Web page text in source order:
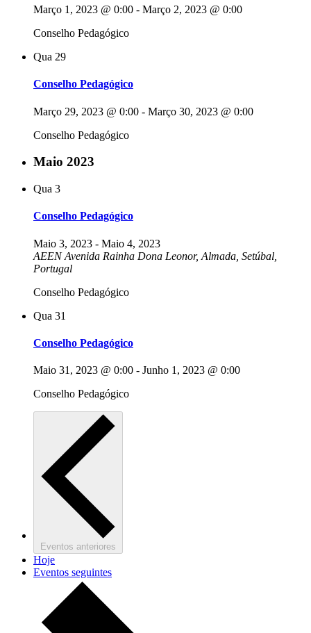
Março 1, 2023 @ 0:00 - Março 2, 2023 @ 0:00
Conselho Pedagógico
Qua 29
Conselho Pedagógico
Março 29, 2023 @ 0:00 - Março 30, 2023 @ 0:00
Conselho Pedagógico
Maio 2023
Qua 3
Conselho Pedagógico
Maio 3, 2023 - Maio 4, 2023
AEENAvenida Rainha Dona Leonor, Almada, Setúbal,
Portugal
Conselho Pedagógico
Qua 31
Conselho Pedagógico
Maio 31, 2023 @ 0:00 - Junho 1, 2023 @ 0:00
Conselho Pedagógico
Eventos anteriores
Hoje
Eventos seguintes